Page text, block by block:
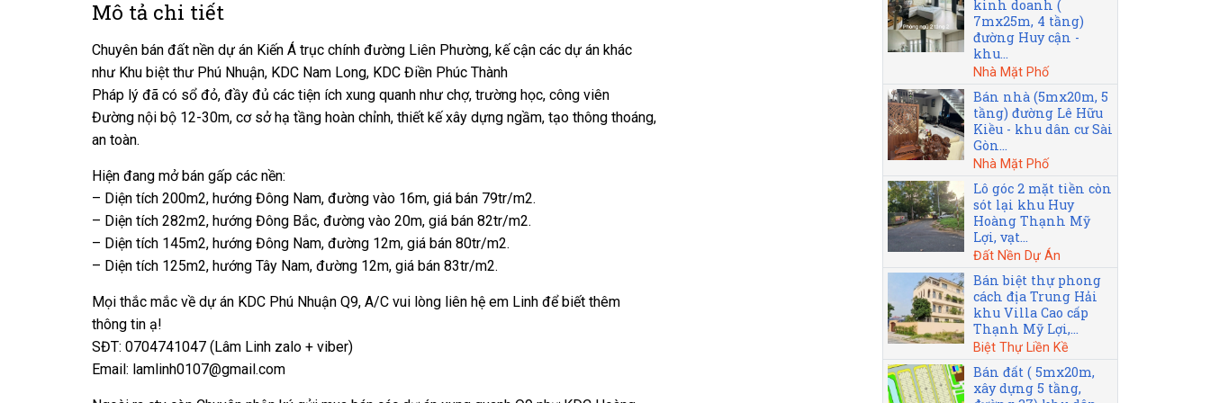
Mô tả chi tiết
Chuyên bán đất nền dự án Kiến Á trục chính đường Liên Phường, kế cận các dự án khác
như Khu biệt thư Phú Nhuận, KDC Nam Long, KDC Điền Phúc Thành
Pháp lý đã có sổ đỏ, đầy đủ các tiện ích xung quanh như chợ, trường học, công viên
Đường nội bộ 12-30m, cơ sở hạ tầng hoàn chỉnh, thiết kế xây dựng ngầm, tạo thông thoáng,
an toàn.
Hiện đang mở bán gấp các nền:
– Diện tích 200m2, hướng Đông Nam, đường vào 16m, giá bán 79tr/m2.
– Diện tích 282m2, hướng Đông Bắc, đường vào 20m, giá bán 82tr/m2.
– Diện tích 145m2, hướng Đông Nam, đường 12m, giá bán 80tr/m2.
– Diện tích 125m2, hướng Tây Nam, đường 12m, giá bán 83tr/m2.
Mọi thắc mắc về dự án KDC Phú Nhuận Q9, A/C vui lòng liên hệ em Linh để biết thêm
thông tin ạ!
SĐT: 0704741047 (Lâm Linh zalo + viber)
Email: lamlinh0107@gmail.com
kinh doanh (
7mx25m, 4 tầng)
đường Huy cận -
khu...
Nhà Mặt Phố
Bán nhà (5mx20m, 5
tầng) đường Lê Hữu
Kiều - khu dân cư Sài
Gòn...
Nhà Mặt Phố
Lô góc 2 mặt tiền còn
sót lại khu Huy
Hoàng Thạnh Mỹ
Lợi, vạt...
Đất Nền Dự Án
Bán biệt thự phong
cách địa Trung Hải
khu Villa Cao cấp
Thạnh Mỹ Lợi,...
Biệt Thự Liền Kề
Bán đất ( 5mx20m,
xây dựng 5 tầng,